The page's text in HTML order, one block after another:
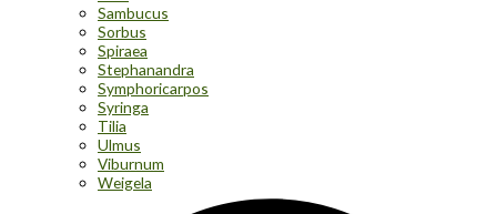
Sambucus
Sorbus
Spiraea
Stephanandra
Symphoricarpos
Syringa
Tilia
Ulmus
Viburnum
Weigela